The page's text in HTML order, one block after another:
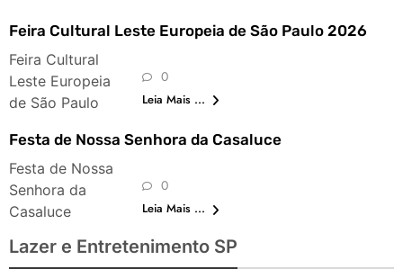
Feira Cultural Leste Europeia de São Paulo 2026
Feira Cultural
Leste Europeia
de São Paulo
0
Leia Mais ...
Festa de Nossa Senhora da Casaluce
Festa de Nossa
Senhora da
Casaluce
0
Leia Mais ...
Lazer e Entretenimento SP